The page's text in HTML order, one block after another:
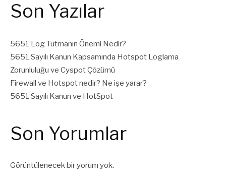
Son Yazılar
5651 Log Tutmanın Önemi Nedir?
5651 Sayılı Kanun Kapsamında Hotspot Loglama
Zorunluluğu ve Cyspot Çözümü
Firewall ve Hotspot nedir? Ne işe yarar?
5651 Sayılı Kanun ve HotSpot
Son Yorumlar
Görüntülenecek bir yorum yok.